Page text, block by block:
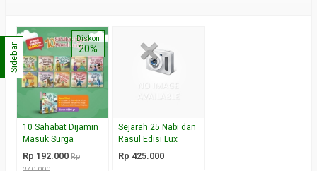
Diskon
20%
10 Sahabat Dijamin
Masuk Surga
Rp 192.000 Rp
Sejarah 25 Nabi dan
Rasul Edisi Lux
Rp 425.000
Sidebar